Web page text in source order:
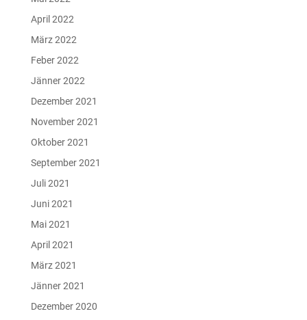
April 2022
März 2022
Feber 2022
Jänner 2022
Dezember 2021
November 2021
Oktober 2021
September 2021
Juli 2021
Juni 2021
Mai 2021
April 2021
März 2021
Jänner 2021
Dezember 2020